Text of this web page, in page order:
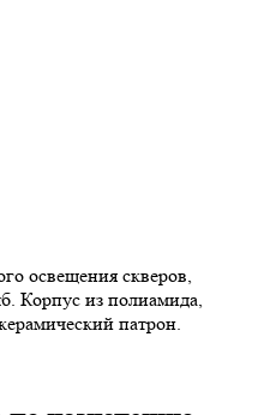
освещения скверов,
Корпус из полиамида,
патрон.